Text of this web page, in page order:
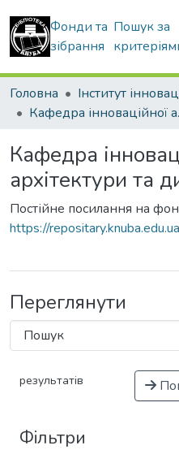
Фонди та
зібрання
Пошук за
Головна
Кафедра
архітектури та
Постійне посилання на
https://
Переглянути
результатів
Фільтри